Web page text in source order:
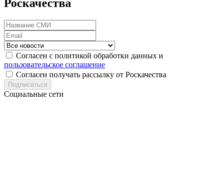
Роскачества
Согласен с политикой обработки данных и
пользовательское соглашение
Согласен получать рассылку от Роскачества
Подписаться
Социальные сети